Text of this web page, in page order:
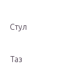
Стул
Таз